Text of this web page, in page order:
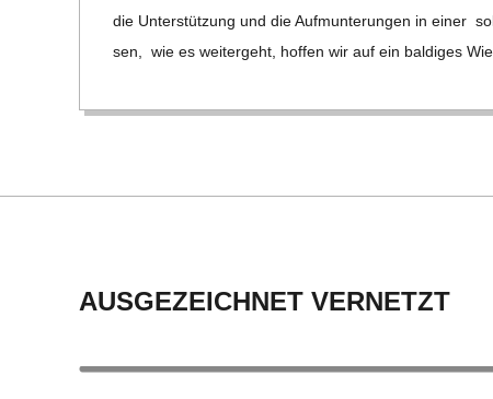
die Unter­stüt­zung und die Auf­mun­te­run­gen in einer
sen, wie es wei­ter­geht, hof­fen wir auf ein bal­di­ges
AUSGEZEICHNET VERNETZT